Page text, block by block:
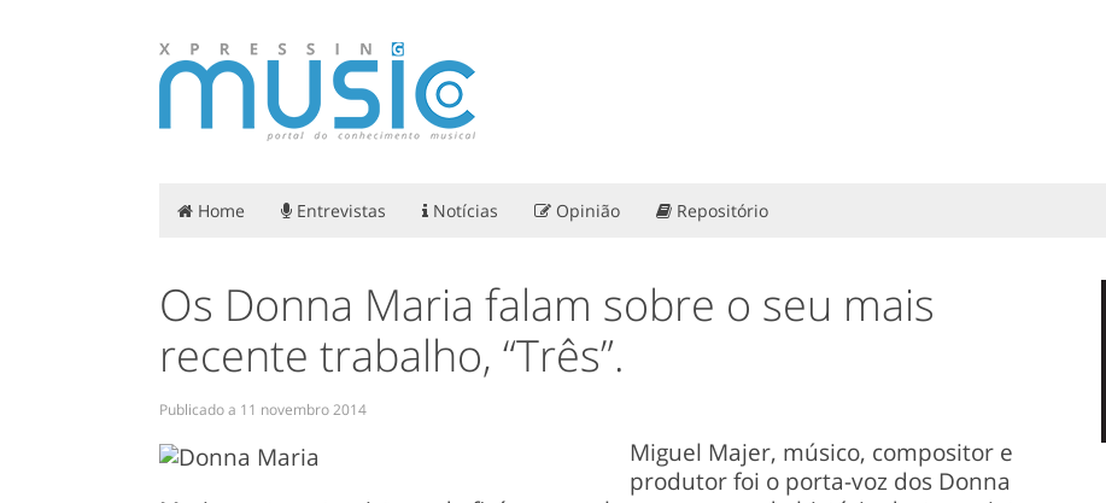
Home Entrevistas Notícias Opinião Repositório
Os Donna Maria falam sobre o seu mais
recente trabalho, “Três”.
Publicado a 11 novembro 2014
Miguel Majer, músico, compositor e
produtor foi o porta-voz dos Donna